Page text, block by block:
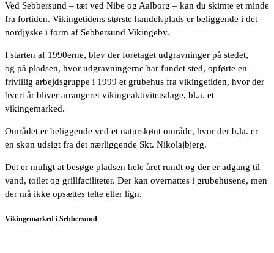
Ved Sebbersund – tæt ved Nibe og Aalborg – kan du skimte et minde
fra fortiden. Vikingetidens største handelsplads er beliggende i det
nordjyske i form af Sebbersund Vikingeby.
I starten af 1990erne, blev der foretaget udgravninger på stedet,
og på pladsen, hvor udgravningerne har fundet sted, opførte en
frivillig arbejdsgruppe i 1999 et grubehus fra vikingetiden, hvor der
hvert år bliver arrangeret vikingeaktivitetsdage, bl.a. et
vikingemarked.
Området er beliggende ved et naturskønt område, hvor der b.la. er
en skøn udsigt fra det nærliggende Skt. Nikolajbjerg.
Det er muligt at besøge pladsen hele året rundt og der er adgang til
vand, toilet og grillfaciliteter. Der kan overnattes i grubehusene, men
der må ikke opsættes telte eller lign.
Vikingemarked i Sebbersund